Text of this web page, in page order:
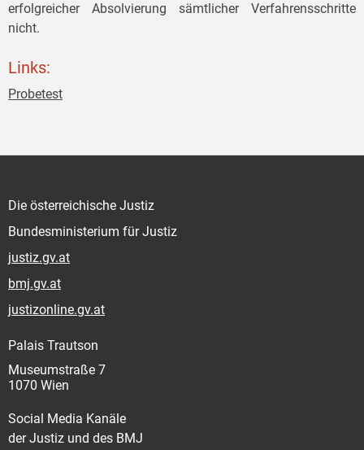
erfolgreicher Absolvierung sämtlicher Verfahrensschritte
nicht.
Links:
Probetest
Die österreichische Justiz
Bundesministerium für Justiz
justiz.gv.at
bmj.gv.at
justizonline.gv.at
Palais Trautson
Museumstraße 7
1070 Wien
Social Media Kanäle
der Justiz und des BMJ